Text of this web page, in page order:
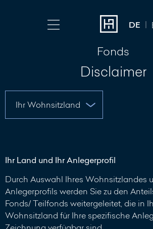
DE
Fonds
Disclaimer
Ihr Land und Ihr Anlegerprofil
Durch Auswahl Ihres Wohnsitzlandes
Anlegerprofils werden Sie zu den
Fonds/ Teilfonds weitergeleitet, die in
Wohnsitzland für Ihre spezifische